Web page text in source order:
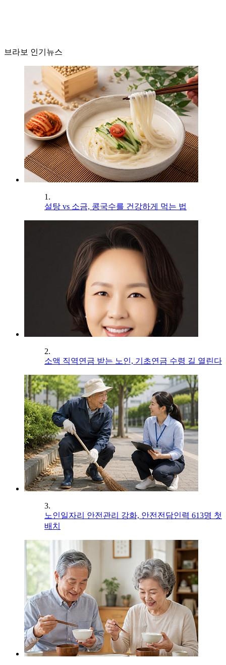
브라보 인기뉴스
1.
설탕 vs 소금, 콩국수를 건강하게 먹는 법
2.
소액 직역연금 받는 노인, 기초연금 수령 길 열린다
3.
노인일자리 안전관리 강화, 안전전담인력 613명 첫
배치